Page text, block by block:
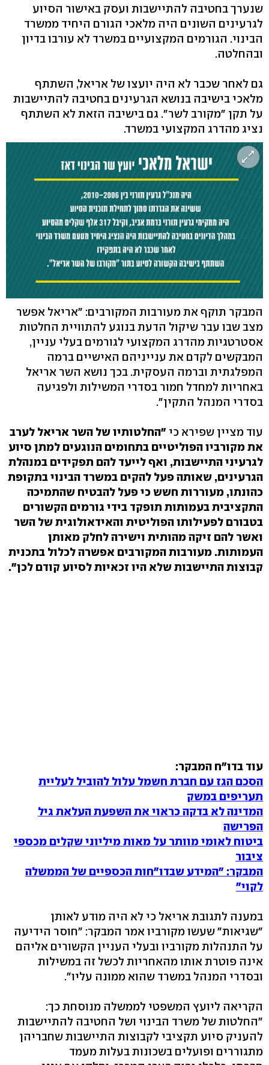
שנערך בחטיבה להתיישבות ועסק באישור הסיוע
לגרעינים השונים היה מלאכי הגורם היחיד ממשרד
הבינוי. הגורמים המקצועיים במשרד לא עורבו בדיון
ובהחלטה.
גם לאחר שכבר לא היה יועצו של אריאל, השתתף
מלאכי בישיבה בנושא הגרעינים בחטיבה להתיישבות
על תקן "מקורב לשר". גם בישיבה הזאת לא השתתף
נציג מהדרג המקצועי במשרד.
המבקר תוקף את מעורבות המקורבים: "אריאל אפשר
מצב שבו עבר שיקול הדעת בנוגע להתוויית החלטות
אסטרטגיות מהדרג המקצועי לגורמים בעלי עניין,
המבקשים לקדם את ענייניהם האישיים ברמה
המפלגתית וברמה העסקית. בכך נושא השר אריאל
באחריות למחדל חמור בסדרי המשילות ולפגיעה
בסדרי המנהל התקין".
עוד מציין שפירא כי "החלטותיו של השר אריאל לערב
את מקורביו הפוליטיים בתחומים הנוגעים למתן סיוע
לגרעיני התיישבות, ואף לייעד להם תפקידים במנהלת
הגרעינים, שאותה פעל להקים במשרד הבינוי בתקופת
כהונתו, מעוררות חשש כי פעל להבטיח שהתמיכה
התקציבית בעמותות תופקד בידי גורמים הקשורים
בטבורם לפעילותו הפוליטית והאידאולוגית של השר
ואשר להם זיקה מהותית וישירה לחלק מאותן
העמותות. מעורבות המקורבים אפשרה לכלול בתכנית
קבוצות התיישבות שלא היו זכאיות לסיוע קודם לכן".
עוד בדו"ח המבקר:
הסכם הגז עם חברת חשמל עלול להוביל לעליית
תעריפים במשק‏
המדינה לא בדקה כראוי את השפעת העלאת גיל
הפרישה‏
ביטוח לאומי מוותר על מאות מיליוני שקלים מכספי
ציבור
המבקר: "המידע שבדו"חות הכספיים של הממשלה
לקוי"‏
במענה לתגובת אריאל כי לא היה מודע לאותן
"שגיאות" שעשו מקורביו אמר המבקר: "חוסר הידיעה
על התנהלות מקורביו ובעלי העניין הקשורים אליהם
אינה פוטרת אותו מהאחריות לכשל זה במשילות
ובסדרי המנהל במשרד שהוא ממונה עליו".
הקריאה ליועץ המשפטי לממשלה מנוסחת כך:
"החלטות של משרד הבינוי ושל החטיבה להתיישבות
להעניק סיוע תקציבי לקבוצות התיישבות שחבריהן
מתגוררים ופועלים בשכונות בעלות מעמד